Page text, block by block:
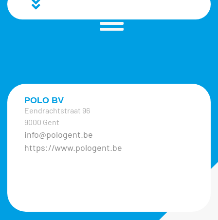
POLO BV
Eendrachtstraat 96
9000 Gent
info@pologent.be
https://www.pologent.be